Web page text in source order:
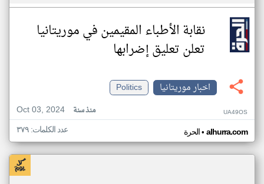
نقابة الأطباء المقيمين في موريتانيا
تعلن تعليق إضرابها
اخبار موريتانيا
Politics
Oct 03, 2024
منذ سنة UA49OS
الحرة• alhurra.com عدد الكلمات: ٣٧٩